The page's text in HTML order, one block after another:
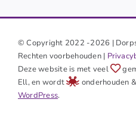
© Copyright 2022 -2026 |
Rechten voorbehouden |
Deze website is met veel
Ell, en wordt
onderhouden
WordPress.